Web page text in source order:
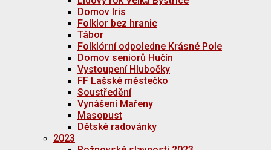
Domov Iris
Folklor bez hranic
Tábor
Folklórní odpoledne Krásné Pole
Domov seniorů Hučín
Vystoupení Hlubočky
FF Lašské městečko
Soustředění
Vynášení Mařeny
Masopust
Dětské radovánky
2023